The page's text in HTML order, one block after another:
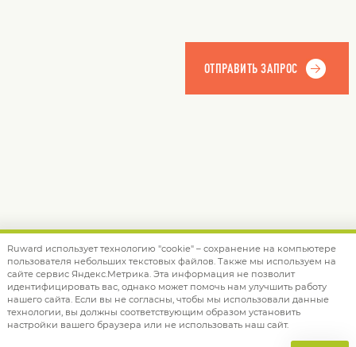
© 2012 — 2026 Ruwardinfo@ruward.ru
Политика обработки персональных данных
Дизайн –Red Collar
Ruward использует технологию "cookie" – сохранение на компьютере
пользователя небольших текстовых файлов. Также мы используем на
сайте сервис Яндекс.Метрика. Эта информация не позволит
идентифицировать вас, однако может помочь нам улучшить работу
нашего сайта. Если вы не согласны, чтобы мы использовали данные
технологии, вы должны соответствующим образом установить
настройки вашего браузера или не использовать наш сайт.